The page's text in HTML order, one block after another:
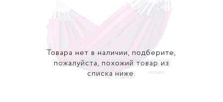
Товара нет в наличии, подберите,
пожалуйста, похожий товар из
списка ниже.